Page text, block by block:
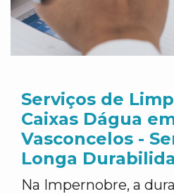
Serviços de
Caixas Dágua
Vasconcelos -
Longa
Na Impernobre, a